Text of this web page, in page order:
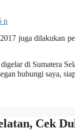
juga dilakukan
di Sumatera
hubungi saya,
Cek